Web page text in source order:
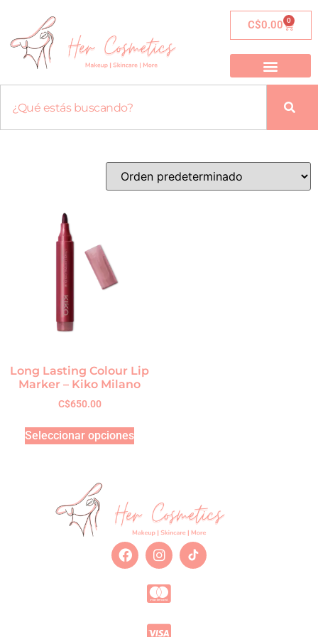
C$0.00 0
Long Lasting Colour Lip
Marker – Kiko Milano
C$650.00
Seleccionar opciones